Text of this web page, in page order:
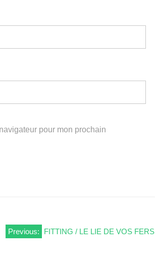
pour mon prochain
Previous: FITTING / LE LIE DE VOS FERS